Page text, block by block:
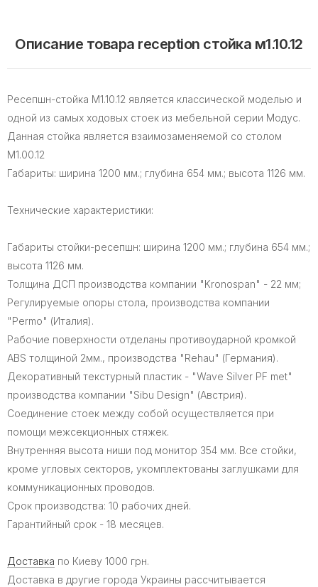
Описание товара reception стойка м1.10.12
Ресепшн-стойка М1.10.12 является классической моделью и
одной из самых ходовых стоек из мебельной серии Модус.
Данная стойка является взаимозаменяемой со столом
М1.00.12
Габариты: ширина 1200 мм.; глубина 654 мм.; высота 1126 мм.
Технические характеристики:
Габариты стойки-ресепшн: ширина 1200 мм.; глубина 654 мм.;
высота 1126 мм.
Толщина ДСП производства компании "Kronospan" - 22 мм;
Регулируемые опоры стола, производства компании
"Permo" (Италия).
Рабочие поверхности отделаны противоударной кромкой
ABS толщиной 2мм., производства "Rehau" (Германия).
Декоративный текстурный пластик - "Wave Silver PF met"
производства компании "Sibu Design" (Австрия).
Соединение стоек между собой осуществляется при
помощи межсекционных стяжек.
Внутренняя высота ниши под монитор 354 мм. Все стойки,
кроме угловых секторов, укомплектованы заглушками для
коммуникационных проводов.
Срок производства: 10 рабочих дней.
Гарантийный срок - 18 месяцев.
Доставка по Киеву 1000 грн.
Доставка в другие города Украины рассчитывается